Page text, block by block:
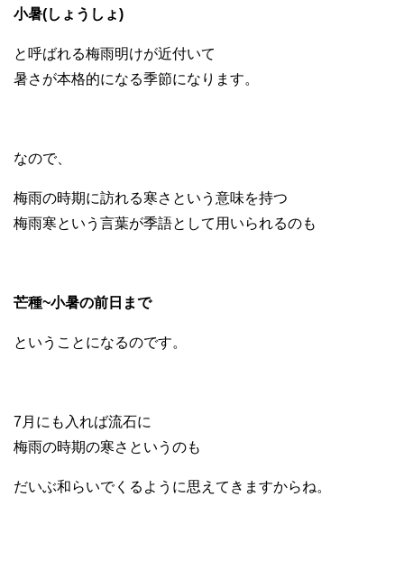
小暑(しょうしょ)
と呼ばれる梅雨明けが近付いて
暑さが本格的になる季節になります。
なので、
梅雨の時期に訪れる寒さという意味を持つ
梅雨寒という言葉が季語として用いられるのも
芒種~小暑の前日まで
ということになるのです。
7月にも入れば流石に
梅雨の時期の寒さというのも
だいぶ和らいでくるように思えてきますからね。